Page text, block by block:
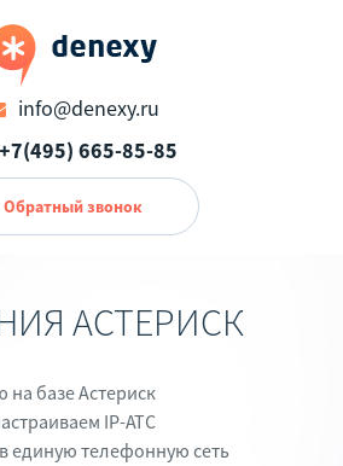
info@denexy.ru
+7(495) 665-85-85
Обратный звонок
АСТЕРИСК
базе Астериск
IP-АТС
единую телефонную сеть